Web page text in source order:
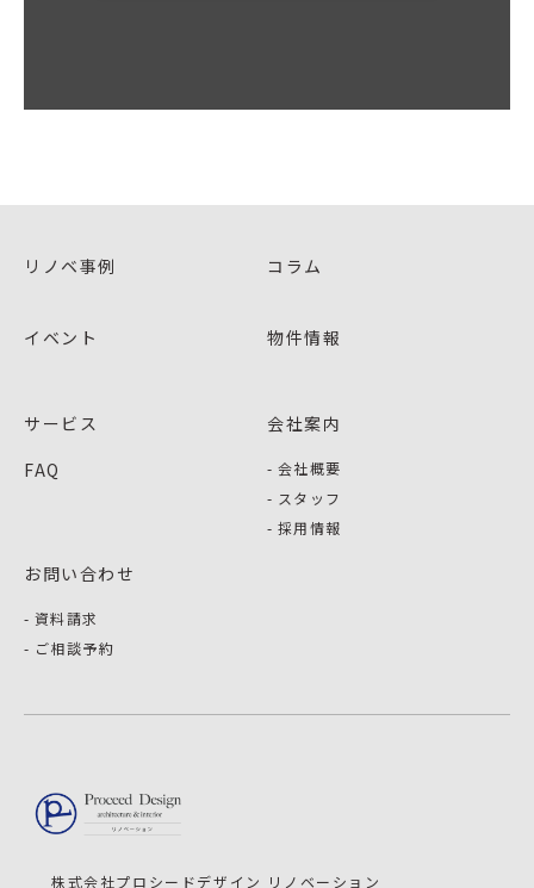
リノベ事例
イベント
コラム
物件情報
サービス
FAQ
会社案内
会社概要
スタッフ
採用情報
お問い合わせ
資料請求
ご相談予約
株式会社プロシードデザイン リノベーション